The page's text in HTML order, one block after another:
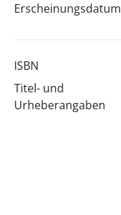
Erscheinungsdatum
ISBN
Titel- und
Urheberangaben